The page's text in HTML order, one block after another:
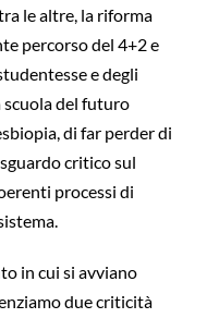
le altre, la riforma
percorso del 4+2 e
e degli
scuola del futuro
di far perder di
critico sul
processi di
in cui si avviano
due criticità